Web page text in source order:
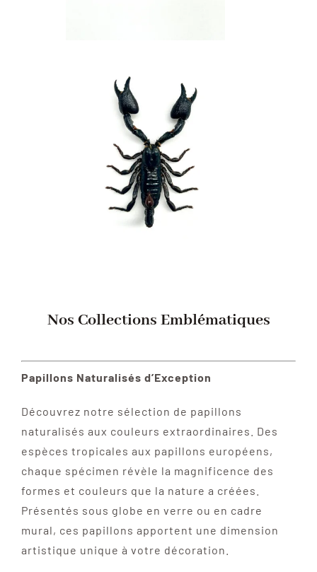
Nos Collections Emblématiques
Papillons Naturalisés d’Exception
Découvrez notre sélection de papillons
naturalisés aux couleurs extraordinaires. Des
espèces tropicales aux papillons européens,
chaque spécimen révèle la magnificence des
formes et couleurs que la nature a créées.
Présentés sous globe en verre ou en cadre
mural, ces papillons apportent une dimension
artistique unique à votre décoration.